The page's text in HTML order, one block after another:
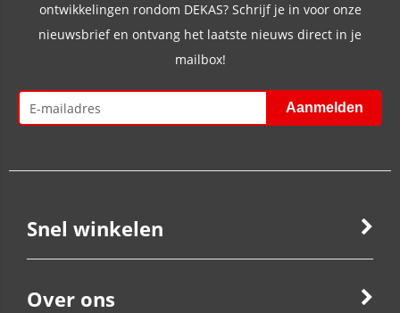
ontwikkelingen rondom DEKAS? Schrijf je in voor onze
nieuwsbrief en ontvang het laatste nieuws direct in je
mailbox!
Snel winkelen
Over ons